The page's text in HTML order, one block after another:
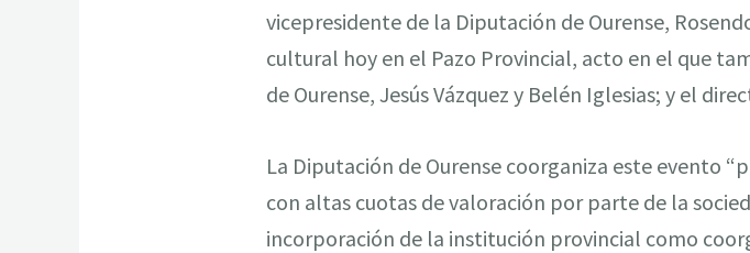
vicepresidente de la Diputación de Ourense,
cultural hoy en el Pazo Provincial, acto en el que
de Ourense, Jesús Vázquez y Belén Iglesias; y el
La Diputación de Ourense coorganiza este evento
con altas cuotas de valoración por parte de la
incorporación de la institución provincial como